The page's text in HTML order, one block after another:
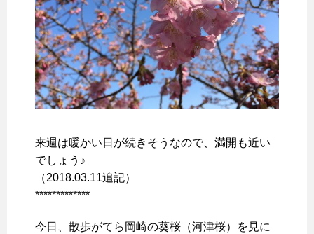
来週は暖かい日が続きそうなので、満開も近い
でしょう♪
（2018.03.11追記）
*************
今日、散歩がてら岡崎の葵桜（河津桜）を見に